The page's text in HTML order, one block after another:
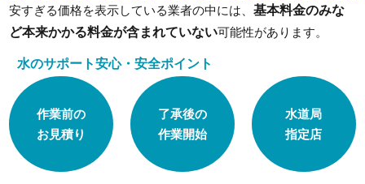
安すぎる価格を表示している業者の中には、基本料金のみな
ど本来かかる料金が含まれていない可能性があります。
水のサポート安心・安全ポイント
作業前の
お見積り
了承後の
作業開始
水道局
指定店